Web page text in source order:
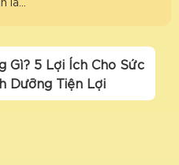
Gì? 5 Lợi Ích Cho Sức
Dưỡng Tiện Lợi